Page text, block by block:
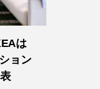
は
ョン